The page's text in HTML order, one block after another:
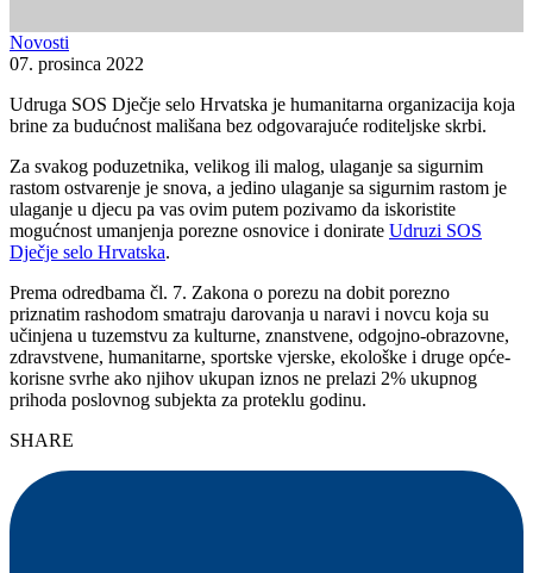
Novosti
07. prosinca 2022
Udruga SOS Dječje selo Hrvatska je humanitarna organizacija koja
brine za budućnost mališana bez odgovarajuće roditeljske skrbi.
Za svakog poduzetnika, velikog ili malog, ulaganje sa sigurnim
rastom ostvarenje je snova, a jedino ulaganje sa sigurnim rastom je
ulaganje u djecu pa vas ovim putem pozivamo da iskoristite
mogućnost umanjenja porezne osnovice i donirate Udruzi SOS
Dječje selo Hrvatska.
Prema odredbama čl. 7. Zakona o porezu na dobit porezno
priznatim rashodom smatraju darovanja u naravi i novcu koja su
učinjena u tuzemstvu za kulturne, znanstvene, odgojno-obrazovne,
zdravstvene, humanitarne, sportske vjerske, ekološke i druge opće-
korisne svrhe ako njihov ukupan iznos ne prelazi 2% ukupnog
prihoda poslovnog subjekta za proteklu godinu.
SHARE